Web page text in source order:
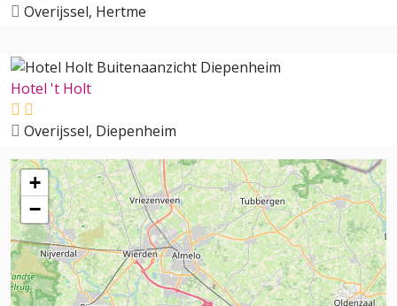
Overijssel, Hertme
Hotel 't Holt
Overijssel, Diepenheim
+
−